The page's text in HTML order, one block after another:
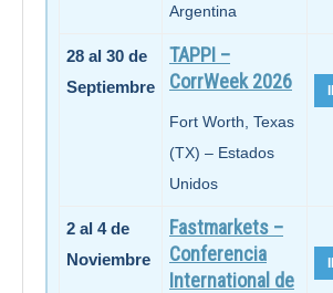
Argentina
28 al 30 de
Septiembre
TAPPI –
CorrWeek 2026
Fort Worth, Texas
(TX) – Estados
Unidos
2 al 4 de
Noviembre
Fastmarkets –
Conferencia
International de